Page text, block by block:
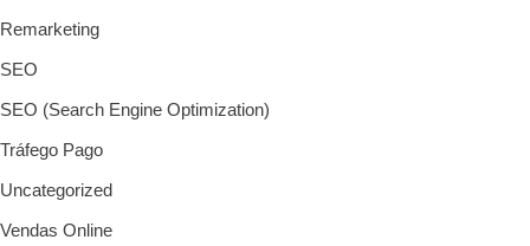
Remarketing
SEO
SEO (Search Engine Optimization)
Tráfego Pago
Uncategorized
Vendas Online